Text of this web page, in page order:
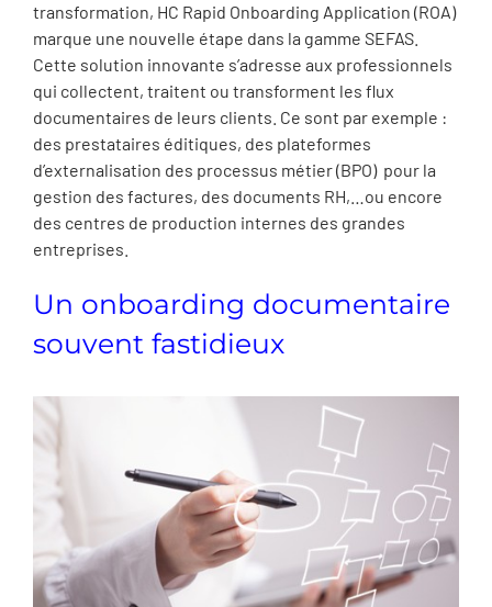
transformation, HC Rapid Onboarding Application (ROA)
marque une nouvelle étape dans la gamme SEFAS.
Cette solution innovante s’adresse aux professionnels
qui collectent, traitent ou transforment les flux
documentaires de leurs clients. Ce sont par exemple :
des prestataires éditiques, des plateformes
d’externalisation des processus métier (BPO) pour la
gestion des factures, des documents RH,…ou encore
des centres de production internes des grandes
entreprises.
Un onboarding documentaire
souvent fastidieux